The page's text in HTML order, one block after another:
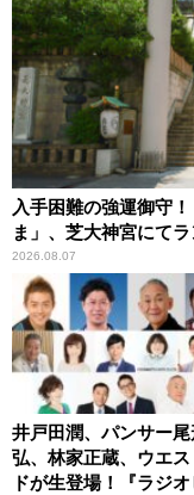
入手困難の強運御守
ま」、芝大神宮にて
2026.08.07
井戸田潤、パンサー
弘、林家正蔵、ウエ
ドが生登場！『ラジ